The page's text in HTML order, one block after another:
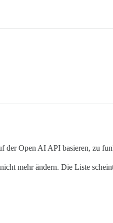
der Open AI API basieren, zu
mehr ändern. Die Liste